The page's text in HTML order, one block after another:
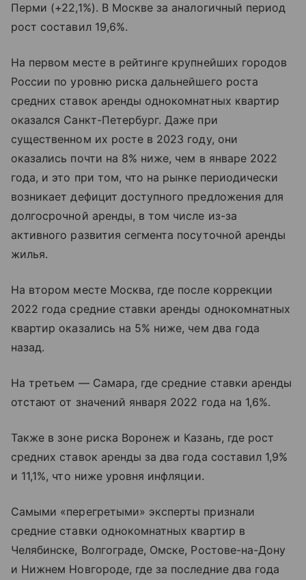
Перми (+22,1%). В Москве за аналогичный период
рост составил 19,6%.
На первом месте в рейтинге крупнейших городов
России по уровню риска дальнейшего роста
средних ставок аренды однокомнатных квартир
оказался Санкт-Петербург. Даже при
существенном их росте в 2023 году, они
оказались почти на 8% ниже, чем в январе 2022
года, и это при том, что на рынке периодически
возникает дефицит доступного предложения для
долгосрочной аренды, в том числе из-за
активного развития сегмента посуточной аренды
жилья.
На втором месте Москва, где после коррекции
2022 года средние ставки аренды однокомнатных
квартир оказались на 5% ниже, чем два года
назад.
На третьем — Самара, где средние ставки аренды
отстают от значений января 2022 года на 1,6%.
Также в зоне риска Воронеж и Казань, где рост
средних ставок аренды за два года составил 1,9%
и 11,1%, что ниже уровня инфляции.
Самыми «перегретыми» эксперты признали
средние ставки однокомнатных квартир в
Челябинске, Волгограде, Омске, Ростове-на-Дону
и Нижнем Новгороде, где за последние два года